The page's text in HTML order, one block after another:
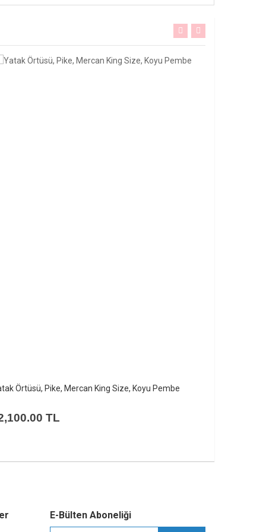
Örtüsü, Pike, Mercan King Size, Antrasit
TL
E-Bülten Aboneliği